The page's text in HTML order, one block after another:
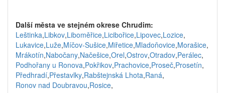
Další města ve stejném okrese Chrudim:
Leštinka,Libkov,Liboměřice,Licibořice,Lipovec,Lozice,
Lukavice,Luže,Míčov-Sušice,Miřetice,Mladoňovice,Morašice,
Mrákotín,Nabočany,Načešice,Orel,Ostrov,Otradov,Perálec,
Podhořany u Ronova,Pokřikov,Prachovice,Proseč,Prosetín,
Předhradí,Přestavlky,Rabštejnská Lhota,Raná,
Ronov nad Doubravou,Rosice,